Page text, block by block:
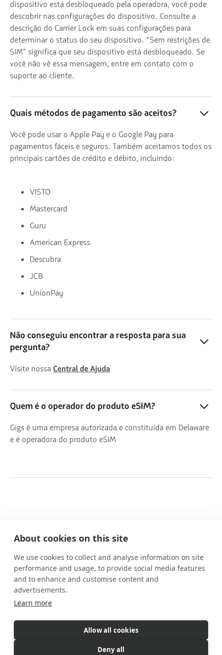
dispositivo está desbloqueado pela operadora, você pode
descobrir nas configurações do dispositivo. Consulte a
descrição do Carrier Lock em suas configurações para
determinar o status do seu dispositivo. “Sem restrições de
SIM” significa que seu dispositivo está desbloqueado. Se
você não vê essa mensagem, entre em contato com o
suporte ao cliente.
Quais métodos de pagamento são aceitos?
Você pode usar o Apple Pay e o Google Pay para
pagamentos fáceis e seguros. Também aceitamos todos os
principais cartões de crédito e débito, incluindo:
VISTO
Mastercard
Guru
American Express
Descubra
JCB
UnionPay
Não conseguiu encontrar a resposta para sua
pergunta?
Visite nossa Central de Ajuda
Quem é o operador do produto eSIM?
Gigs é uma empresa autorizada e constituída em Delaware
e é operadora do produto eSIM
Nossos planos
Benefícios
Como funciona
Contato
eSIM é um produto comercializado pela Gigs. A Gigs é responsável
por todas as vendas, faturamento e atendimento ao cliente.
About cookies on this site
We use cookies to collect and analyse information on site
performance and usage, to provide social media features
and to enhance and customise content and
advertisements.
Learn more
Allow all cookies
Deny all